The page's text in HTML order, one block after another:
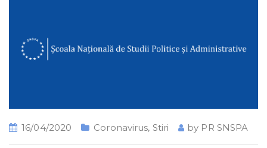
16/04/2020 Coronavirus, Stiri by PR SNSPA